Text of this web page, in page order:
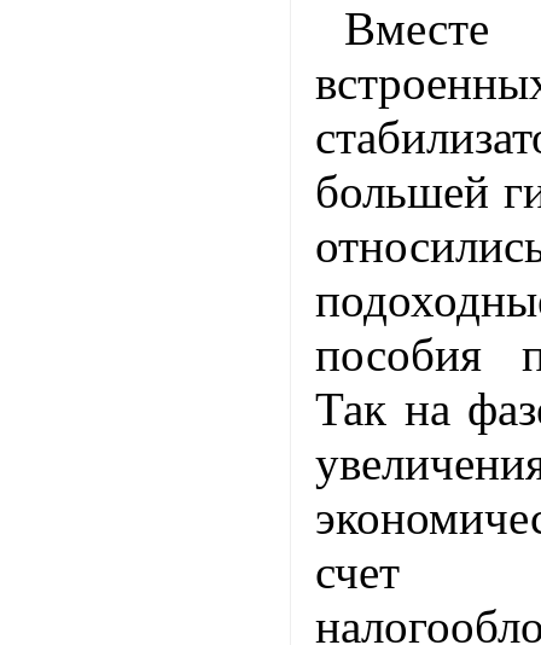
большей
пособия
Так на
счет